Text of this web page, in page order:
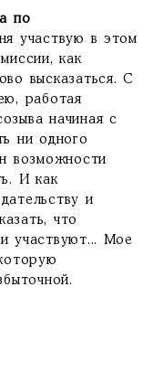
по
участвую в этом
как
высказаться. С
работая
начиная с
ни одного
возможности
И как
и
что
участвуют... Мое